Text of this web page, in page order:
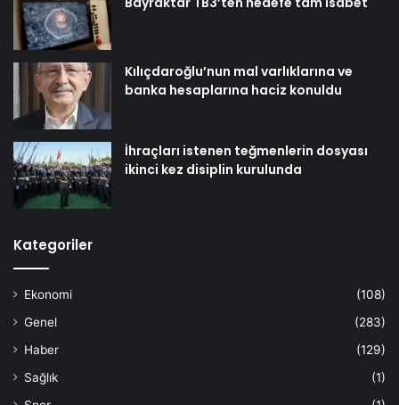
Kılıçdaroğlu’nun mal varlıklarına ve
banka hesaplarına haciz konuldu
İhraçları istenen teğmenlerin dosyası
ikinci kez disiplin kurulunda
Kategoriler
Ekonomi
(108)
Genel
(283)
Haber
(129)
Sağlık
(1)